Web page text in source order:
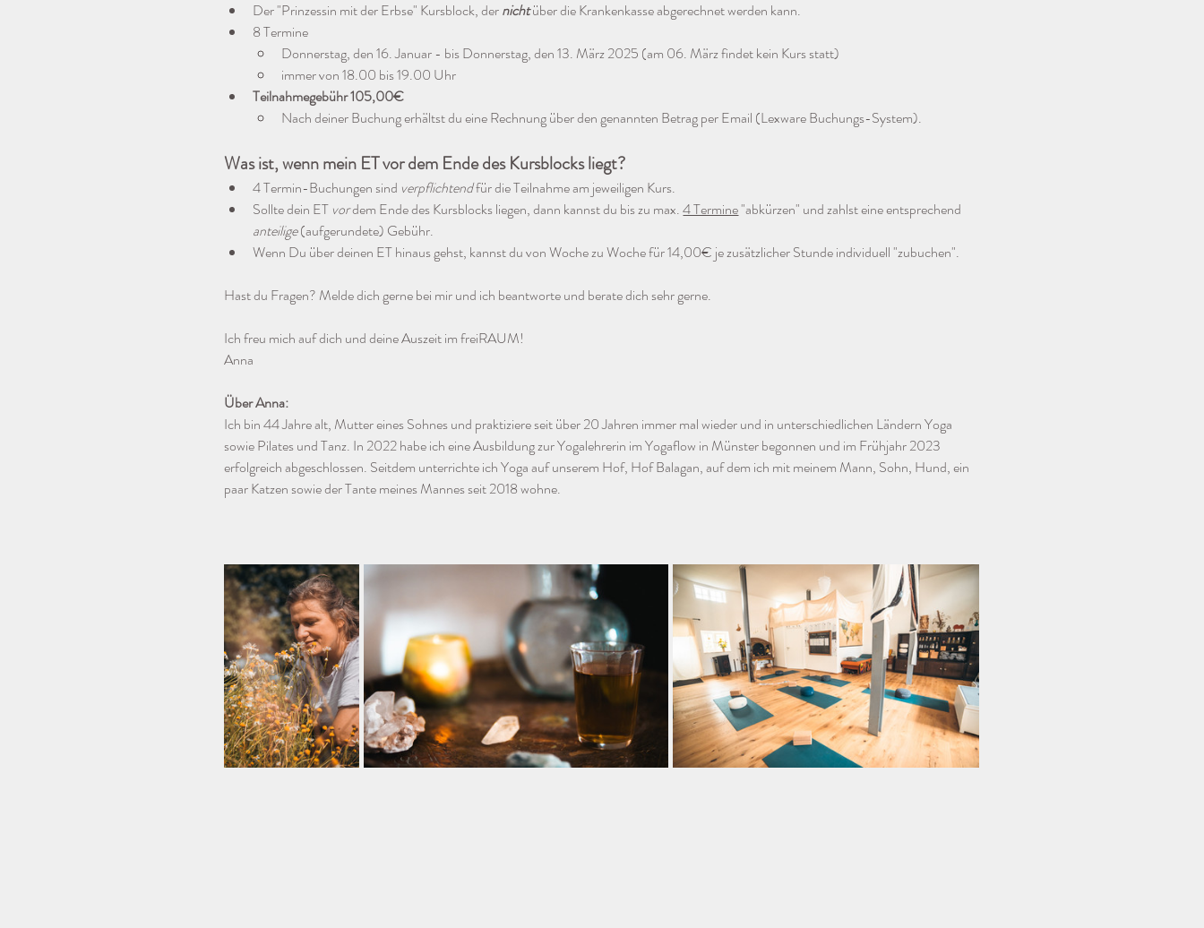
Der "Prinzessin mit der Erbse" Kursblock, der nicht über die Krankenkasse abgerechnet werden kann.
8 Termine
Donnerstag, den 16. Januar - bis Donnerstag, den 13. März 2025 (am 06. März findet kein Kurs statt)
immer von 18.00 bis 19.00 Uhr
Teilnahmegebühr 105,00€
Nach deiner Buchung erhältst du eine Rechnung über den genannten Betrag per Email (Lexware Buchungs-System).
Was ist, wenn mein ET vor dem Ende des Kursblocks liegt?
4 Termin-Buchungen sind verpflichtend für die Teilnahme am jeweiligen Kurs.
Sollte dein ET vor dem Ende des Kursblocks liegen, dann kannst du bis zu max. 4 Termine "abkürzen" und zahlst eine entsprechend
anteilige (aufgerundete) Gebühr.
Wenn Du über deinen ET hinaus gehst, kannst du von Woche zu Woche für 14,00€ je zusätzlicher Stunde individuell "zubuchen".
Hast du Fragen? Melde dich gerne bei mir und ich beantworte und berate dich sehr gerne.
Ich freu mich auf dich und deine Auszeit im freiRAUM!
Anna
Über Anna:
Ich bin 44 Jahre alt, Mutter eines Sohnes und praktiziere seit über 20 Jahren immer mal wieder und in unterschiedlichen Ländern Yoga
sowie Pilates und Tanz. In 2022 habe ich eine Ausbildung zur Yogalehrerin im Yogaflow in Münster begonnen und im Frühjahr 2023
erfolgreich abgeschlossen. Seitdem unterrichte ich Yoga auf unserem Hof, Hof Balagan, auf dem ich mit meinem Mann, Sohn, Hund, ein
paar Katzen sowie der Tante meines Mannes seit 2018 wohne.